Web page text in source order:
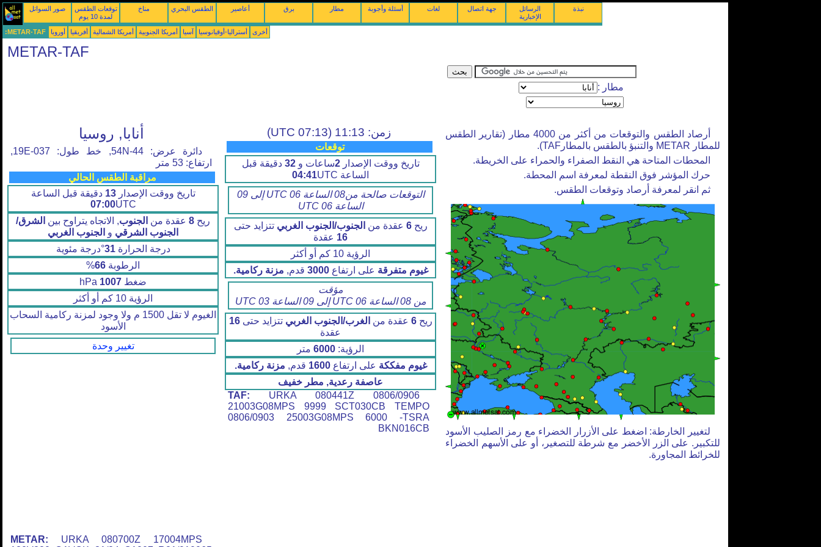
صور السواتل
توقعات الطقس
لمدة 10 يوم
مناخ الطقس البحري أعاصير برق مطار أسئلة وأجوبة لغات جهة اتصال
الرسائل
الإخبارية
نبذة
METAR-TAF: أوروبا أفريقيا أمريكا الشمالية أمريكا الجنوبية آسيا أستراليا-أوقيانوسيا أخرى
METAR-TAF
مطار :
أنابا, روسيا
دائرة عرض: 44-54N, خط طول: 037-19E,
ارتفاع: 53 متر
مراقبة الطقس الحالي
تاريخ ووقت الإصدار13 دقيقة قبل الساعة
07:00UTC
ريح 8 عقدة من الجنوب, الاتجاه يتراوح بين الشرق/
الجنوب الشرقي و الجنوب الغربي
درجة الحرارة31°درجة مئوية
الرطوبة 66
%
ضغط 1007
الرؤية 10 كم أو أكثر
الغيوم لا تقل 1500 م ولا وجود لمزنة ركامية السحاب
الأسود
تغيير وحدة
METAR: URKA 080700Z 17004MPS
زمن: 11:13 (07:13 UTC)
توقعات
تاريخ ووقت الإصدار2ساعات و32 دقيقة قبل
الساعة
04:41UTC
التوقعات صالحة من08 الساعة 06 UTC إلى 09
الساعة 06 UTC
ريح6 عقدة من الجنوب/الجنوب الغربي تتزايد حتى
16 عقدة
الرؤية 10 كم أو أكثر
غيوم متفرقة على ارتفاع3000 قدم, مزنة ركامية.
مؤقت
من 08 الساعة 06 UTC إلى 09 الساعة 03 UTC
ريح6 عقدة من الغرب/الجنوب الغربي تتزايد حتى16
عقدة
الرؤية: 6000 متر
غيوم مفككة على ارتفاع1600 قدم, مزنة ركامية.
عاصفة رعدية, مطر خفيف
TAF: URKA 080441Z 0806/0906
21003G08MPS 9999 SCT030CB TEMPO
0806/0903 25003G08MPS 6000 -TSRA
BKN016CB
أرصاد الطقس والتوقعات من أكثر من 4000 مطار (تقارير الطقس
للمطار METAR والتنبؤ بالطقس بالمطارTAF).
المحطات المتاحة هي النقط الصفراء والحمراء على الخريطة.
حرك المؤشر فوق النقطة لمعرفة اسم المحطة.
ثم انقر لمعرفة أرصاد وتوقعات الطقس.
لتغيير الخارطة: اضغط على الأزرار الخضراء مع رمز الصليب الأسود
للتكبير. على الزر الأخضر مع شرطة للتصغير، أو على الأسهم الخضراء
للخرائط المجاورة.